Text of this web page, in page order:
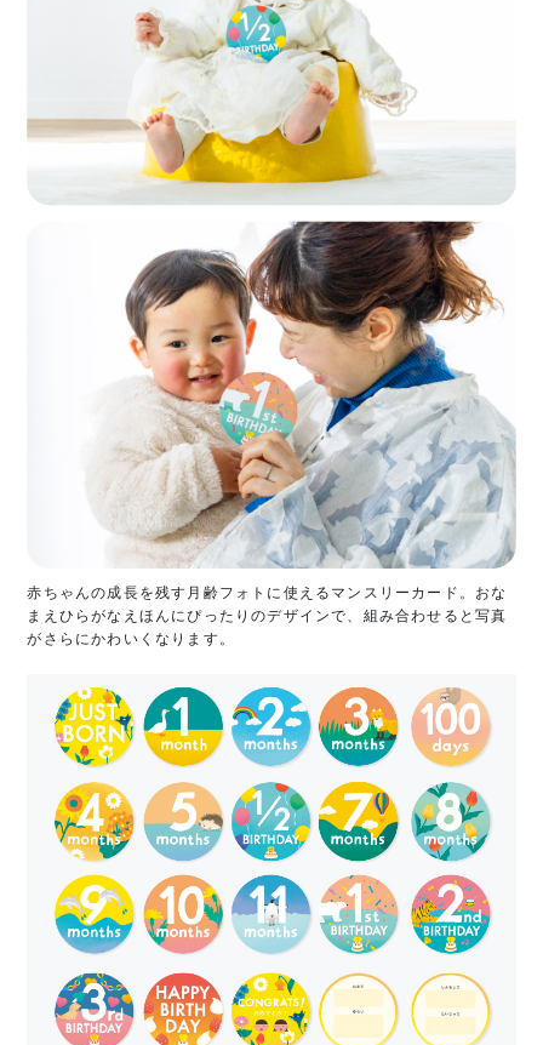
赤ちゃんの成長を残す月齢フォトに使えるマンスリーカード。おな
まえひらがなえほんにぴったりのデザインで、組み合わせると写真
がさらにかわいくなります。